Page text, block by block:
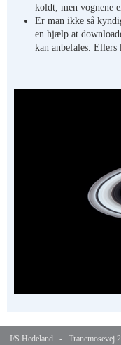
koldt, men vognene
Er man ikke så
en hjælp at
kan anbefales.
I/S Hedeland -